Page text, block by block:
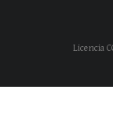
Licencia